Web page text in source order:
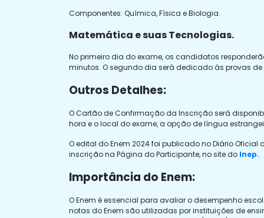
Componentes: Química, Física e Biologia.
Matemática e suas Tecnologias.
No primeiro dia do exame, os candidatos
minutos. O segundo dia será dedicado às provas
Outros Detalhes:
O Cartão de Confirmação da Inscrição será
hora e o local do exame, a opção de língua
O edital do Enem 2024 foi publicado no Diário
inscrição na Página do Participante, no site do Inep.
Importância do Enem:
O Enem é essencial para avaliar o desempenho
notas do Enem são utilizadas por instituições de